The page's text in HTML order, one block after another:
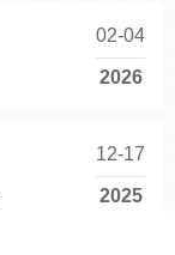
02-04
2026
12-17
2025